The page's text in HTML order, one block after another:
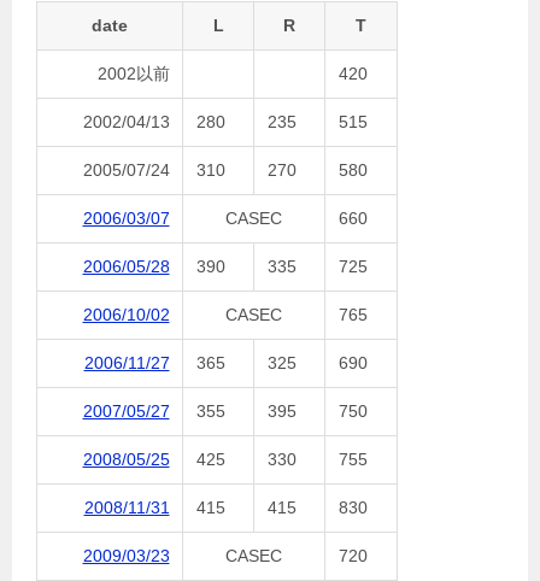
date L R T
2002以前 420
2002/04/13 280 235 515
2005/07/24 310 270 580
2006/03/07 CASEC 660
2006/05/28 390 335 725
2006/10/02 CASEC 765
2006/11/27 365 325 690
2007/05/27 355 395 750
2008/05/25 425 330 755
2008/11/31 415 415 830
2009/03/23 CASEC 720